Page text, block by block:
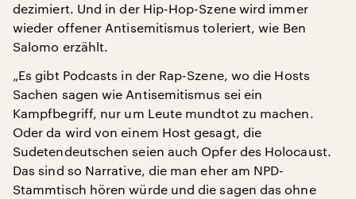
dezimiert. Und in der Hip-Hop-Szene wird immer
wieder offener Antisemitismus toleriert, wie Ben
Salomo erzählt.
„Es gibt Podcasts in der Rap-Szene, wo die Hosts
Sachen sagen wie Antisemitismus sei ein
Kampfbegriff, nur um Leute mundtot zu machen.
Oder da wird von einem Host gesagt, die
Sudetendeutschen seien auch Opfer des Holocaust.
Das sind so Narrative, die man eher am NPD-
Stammtisch hören würde und die sagen das ohne